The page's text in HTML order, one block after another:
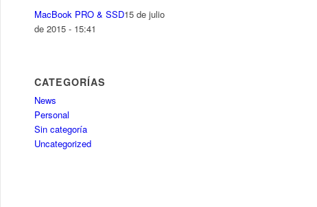
MacBook PRO & SSD15 de julio
de 2015 - 15:41
CATEGORÍAS
News
Personal
Sin categoría
Uncategorized